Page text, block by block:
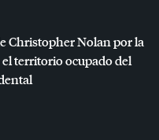
Christopher Nolan por la
territorio ocupado del